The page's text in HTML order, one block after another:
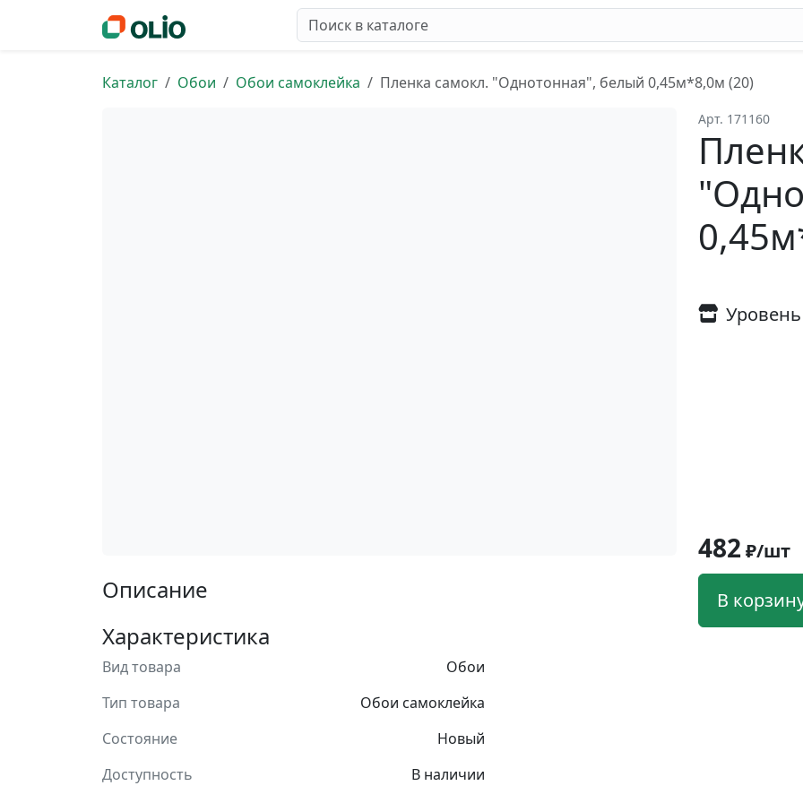
Каталог Обои Обои самоклейка Пленка самокл. "Однотонная", белый 0,45м*8,0м (20)
Описание
Характеристика
Вид товара
Обои
Тип товара
Обои самоклейка
Состояние
Новый
Доступность
В наличии
Арт. 171160
482 ₽/шт
В